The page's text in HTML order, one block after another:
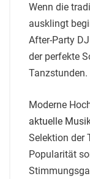
Wenn die
ausklingt
After-Party
der perfekte
Tanzstunden.
Moderne
aktuelle
Selektion der
Popularität